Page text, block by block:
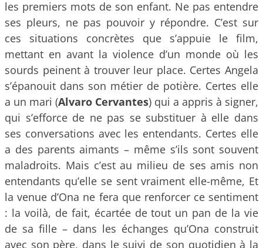
les premiers mots de son enfant. Ne pas entendre
ses pleurs, ne pas pouvoir y répondre. C’est sur
ces situations concrètes que s’appuie le film,
mettant en avant la violence d’un monde où les
sourds peinent à trouver leur place. Certes Angela
s’épanouit dans son métier de potière. Certes elle
a un mari (Alvaro Cervantes) qui a appris à signer,
qui s’efforce de ne pas se substituer à elle dans
ses conversations avec les entendants. Certes elle
a des parents aimants – même s’ils sont souvent
maladroits. Mais c’est au milieu de ses amis non
entendants qu’elle se sent vraiment elle-même, Et
la venue d’Ona ne fera que renforcer ce sentiment
: la voilà, de fait, écartée de tout un pan de la vie
de sa fille – dans les échanges qu’Ona construit
avec son père, dans le suivi de son quotidien à la